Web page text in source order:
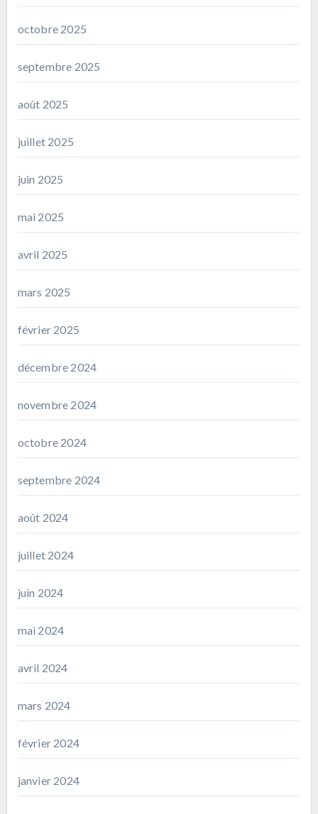
octobre 2025
septembre 2025
août 2025
juillet 2025
juin 2025
mai 2025
avril 2025
mars 2025
février 2025
décembre 2024
novembre 2024
octobre 2024
septembre 2024
août 2024
juillet 2024
juin 2024
mai 2024
avril 2024
mars 2024
février 2024
janvier 2024